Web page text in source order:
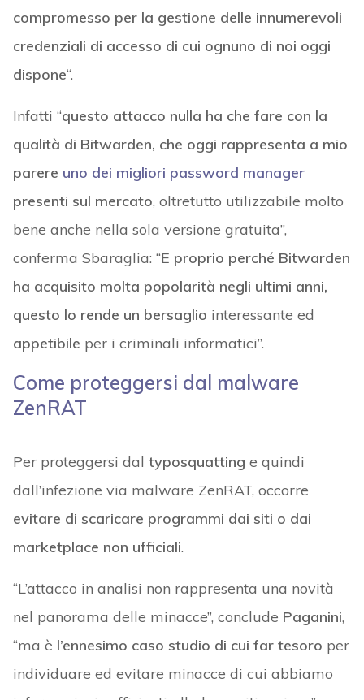
compromesso per la gestione delle innumerevoli
credenziali di accesso di cui ognuno di noi oggi
dispone“.
Infatti “questo attacco nulla ha che fare con la
qualità di Bitwarden, che oggi rappresenta a mio
parere uno dei migliori password manager
presenti sul mercato, oltretutto utilizzabile molto
bene anche nella sola versione gratuita”,
conferma Sbaraglia: “E proprio perché Bitwarden
ha acquisito molta popolarità negli ultimi anni,
questo lo rende un bersaglio interessante ed
appetibile per i criminali informatici”.
Come proteggersi dal malware
ZenRAT
Per proteggersi dal typosquatting e quindi
dall’infezione via malware ZenRAT, occorre
evitare di scaricare programmi dai siti o dai
marketplace non ufficiali.
“L’attacco in analisi non rappresenta una novità
nel panorama delle minacce”, conclude Paganini,
“ma è l’ennesimo caso studio di cui far tesoro per
individuare ed evitare minacce di cui abbiamo